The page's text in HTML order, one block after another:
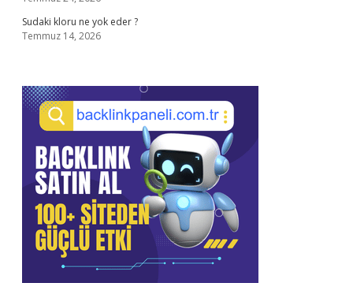
Sudaki kloru ne yok eder ?
Temmuz 14, 2026